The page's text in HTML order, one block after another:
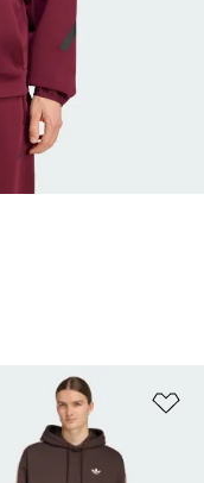
želaných